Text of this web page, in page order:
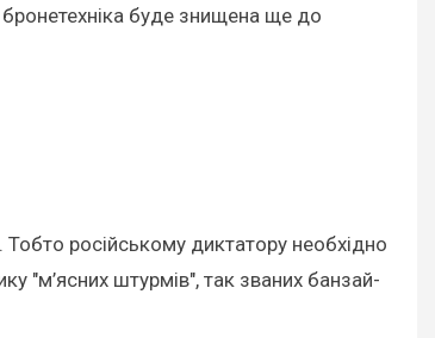
буде знищена ще до
російському диктатору необхідно
"м’ясних штурмів", так званих банзай-